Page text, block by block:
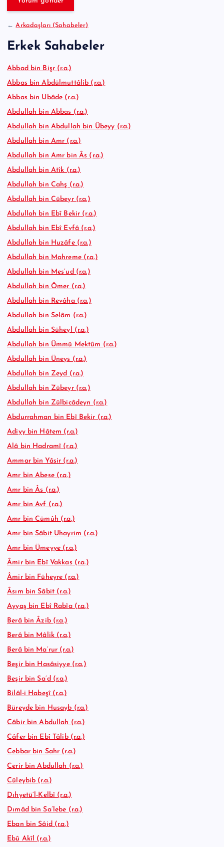
←Arkadaşları (Sahabeler)
Erkek Sahabeler
Abbad bin Bişr (r.a.)
Abbas bin Abdülmuttâlib (r.a.)
Abbas bin Ubâde (r.a.)
Abdullah bin Abbas (r.a.)
Abdullah bin Abdullah bin Übeyy (r.a.)
Abdullah bin Amr (r.a.)
Abdullah bin Amr bin Âs (r.a.)
Abdullah bin Atîk (r.a.)
Abdullah bin Cahş (r.a.)
Abdullah bin Cübeyr (r.a.)
Abdullah bin Ebî Bekir (r.a.)
Abdullah bin Ebî Evfâ (r.a.)
Abdullah bin Huzâfe (r.a.)
Abdullah bin Mahreme (r.a.)
Abdullah bin Mes’ud (r.a.)
Abdullah bin Ömer (r.a.)
Abdullah bin Revâha (r.a.)
Abdullah bin Selâm (r.a.)
Abdullah bin Süheyl (r.a.)
Abdullah bin Ümmü Mektûm (r.a.)
Abdullah bin Üneys (r.a.)
Abdullah bin Zeyd (r.a.)
Abdullah bin Zübeyr (r.a.)
Abdullah bin Zülbicâdeyn (r.a.)
Abdurrahman bin Ebî Bekir (r.a.)
Adiyy bin Hâtem (r.a.)
Alâ bin Hadramî (r.a.)
Ammar bin Yâsir (r.a.)
Amr bin Abese (r.a.)
Amr bin Âs (r.a.)
Amr bin Avf (r.a.)
Amr bin Cümûh (r.a.)
Amr bin Sâbit Uhayrim (r.a.)
Amr bin Ümeyye (r.a.)
Âmir bin Ebî Vakkas (r.a.)
Âmir bin Füheyre (r.a.)
Âsım bin Sâbit (r.a.)
Ayyaş bin Ebî Rabîa (r.a.)
Berâ bin Âzib (r.a.)
Berâ bin Mâlik (r.a.)
Berâ bin Ma’rur (r.a.)
Beşir bin Hasâsiyye (r.a.)
Beşir bin Sa’d (r.a.)
Bilâl-i Habeşî (r.a.)
Büreyde bin Husayb (r.a.)
Câbir bin Abdullah (r.a.)
Câfer bin Ebî Tâlib (r.a.)
Cebbar bin Sahr (r.a.)
Cerir bin Abdullah (r.a.)
Cüleybib (r.a.)
Dıhyetü’l-Kelbî (r.a.)
Dımâd bin Sa’lebe (r.a.)
Eban bin Sâid (r.a.)
Ebû Akîl (r.a.)